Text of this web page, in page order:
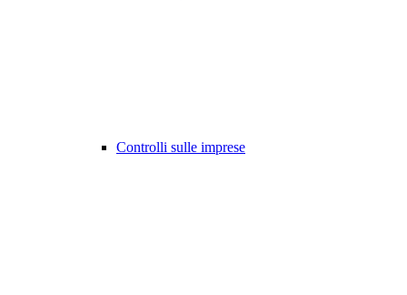
Controlli sulle imprese